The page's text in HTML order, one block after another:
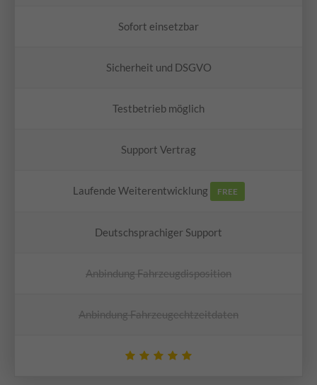
Sofort einsetzbar
Sicherheit und DSGVO
Testbetrieb möglich
Support Vertrag
Laufende Weiterentwicklung FREE
Deutschsprachiger Support
Anbindung Fahrzeugdisposition
Anbindung Fahrzeugechtzeitdaten